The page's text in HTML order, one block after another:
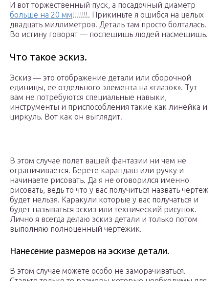
И вот торжественный пуск, а посадочный диаметр
больше на 20 мм!!!!!!!!. Прикиньте я ошибся на целых
двадцать миллиметров. Деталь там просто болталась.
Во истину говорят — поспешишь людей насмешишь.
Что такое эскиз.
Эскиз — это отображение детали или сборочной
единицы, ее отдельного элемента на «глазок». Тут
вам не потребуются специальные навыки,
инструменты и приспособления такие как линейка и
циркуль. Вот как он выглядит.
В этом случае полет вашей фантазии ни чем не
ограничивается. Берете карандаш или ручку и
начинаете рисовать. Да я не оговорился именно
рисовать, ведь то что у вас получиться назвать чертеж
будет нельзя. Каракули которые у вас получаться и
будет называться эскиз или технический рисунок.
Лично я всегда делаю эскиз детали и только потом
выполняю полноценный чертежик.
Нанесение размеров на эскизе детали.
В этом случае можете особо не заморачиваться.